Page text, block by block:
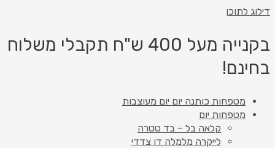
דילוג לתוכן
בקנייה מעל 400 ש"ח תקבלי משלוח
בחינם!
מטפחות כותנה יום יום מעוצבות
מטפחות יום
קלאה בל – בד טטרה
לייקרה מלמלה דו צדדי